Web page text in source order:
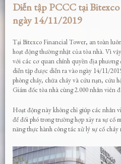
Diễn tập PCCC tại
ngày 14/11/2019
Tại Bitexco Financial Tower, an toàn
hoạt động thường nhật của tòa nhà. Vì
với các cơ quan chính quyền địa phương
diễn tập được diễn ra vào ngày 14/11/
phòng cháy, chữa cháy và cứu nạn, cứu
Giám đốc tòa nhà cùng 2.000 nhân viên
Hoạt động này không chỉ giúp các nhân
để đối phó trong trường hợp xảy ra sự cố
năng thực hành công tác xử lý sự cố